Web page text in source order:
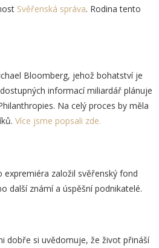
Svěřenská správa. Rodina tento
Bloomberg, jehož bohatství je
informací miliardář plánuje
Na celý proces by měla
Více jsme popsali zde.
založil svěřenský fond
další známí a úspěšní podnikatelé.
dobře si uvědomuje, že život přináší